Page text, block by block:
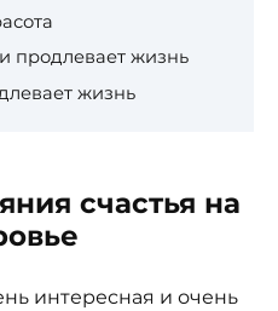
продлевает жизнь
жизнь
счастья на
интересная и очень